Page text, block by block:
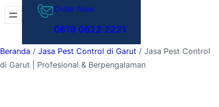
Order Now
0819 0622 2221
Beranda / Jasa Pest Control di Garut / Jasa Pest Control
di Garut | Profesional & Berpengalaman